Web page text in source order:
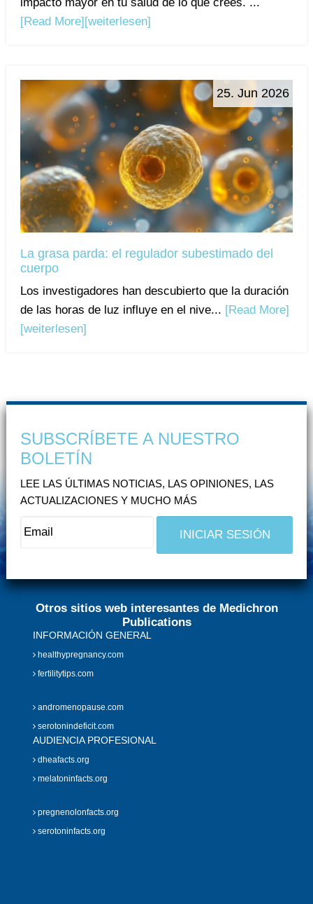
[Read More] [weiterlesen]
25. Jun 2026
La grasa parda: el regulador subestimado del
cuerpo
Los investigadores han descubierto que la duración
de las horas de luz influye en el nive... [Read More]
[weiterlesen]
SUBSCRÍBETE A NUESTRO
BOLETÍN
LEE LAS ÚLTIMAS NOTICIAS, LAS OPINIONES, LAS
ACTUALIZACIONES Y MUCHO MÁS
Otros sitios web interesantes de Medichron
Publications
INFORMACIÓN GENERAL
healthypregnancy.com
fertilitytips.com
andromenopause.com
serotonindeficit.com
AUDIENCIA PROFESIONAL
dheafacts.org
melatoninfacts.org
pregnenolonfacts.org
serotoninfacts.org